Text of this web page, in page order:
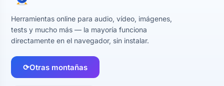
Herramientas online para audio, vídeo, imágenes,
tests y mucho más — la mayoría funciona
directamente en el navegador, sin instalar.
⟳Otras montañas